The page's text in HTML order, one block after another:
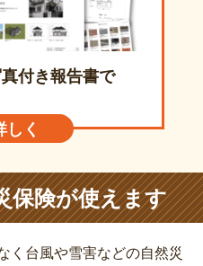
付き報告書で
く
保険が使えます
く台風や雪害などの自然災